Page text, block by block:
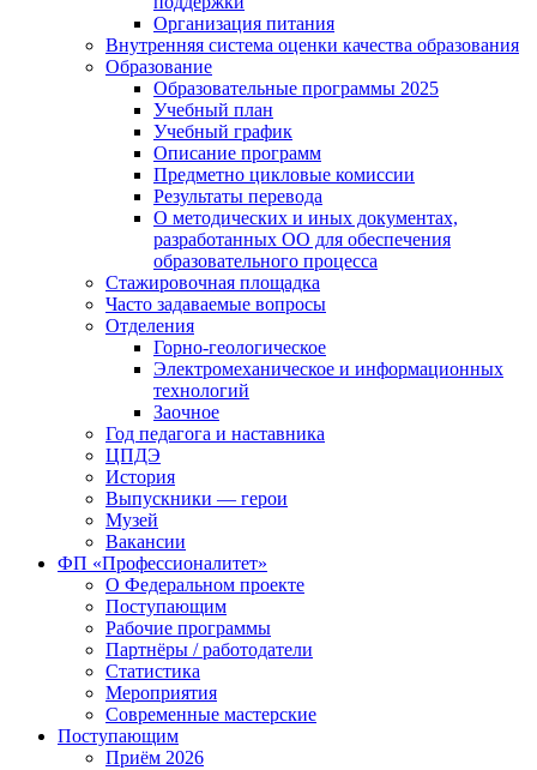
Организация питания
Внутренняя система оценки качества образования
Образование
Образовательные программы 2025
Учебный план
Учебный график
Описание программ
Предметно цикловые комиссии
Результаты перевода
О методических и иных документах,
разработанных ОО для обеспечения
образовательного процесса
Стажировочная площадка
Часто задаваемые вопросы
Отделения
Горно-геологическое
Электромеханическое и информационных
технологий
Заочное
Год педагога и наставника
ЦПДЭ
История
Выпускники — герои
Музей
Вакансии
ФП «Профессионалитет»
О Федеральном проекте
Поступающим
Рабочие программы
Партнёры / работодатели
Статистика
Мероприятия
Современные мастерские
Поступающим
Приём 2026